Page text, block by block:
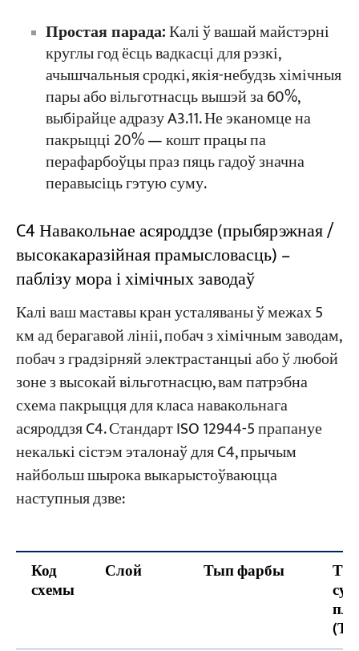
Простая парада:Калі ў вашай майстэрні
круглы год ёсць вадкасці для рэзкі,
ачышчальныя сродкі, якія-небудзь хімічныя
пары або вільготнасць вышэй за 60%,
выбірайце адразу A3.11. Не эканомце на
пакрыцці 20% — кошт працы па
перафарбоўцы праз пяць гадоў значна
перавысіць гэтую суму.
C4 Навакольнае асяроддзе (прыбярэжная /
высокакаразійная прамысловасць) –
паблізу мора і хімічных заводаў
Калі ваш маставы кран усталяваны ў межах 5
км ад берагавой лініі, побач з хімічным заводам,
побач з градзірняй электрастанцыі або ў любой
зоне з высокай вільготнасцю, вам патрэбна
схема пакрыцця для класа навакольнага
асяроддзя C4. Стандарт ISO 12944-5 прапануе
некалькі сістэм эталонаў для C4, прычым
найбольш шырока выкарыстоўваюцца
наступныя дзве:
Код
схемы
Слой Тып фарбы